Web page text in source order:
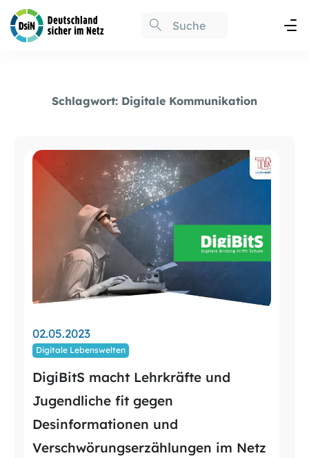
Schlagwort: Digitale Kommunikation
02.05.2023
Digitale Lebenswelten
DigiBitS macht Lehrkräfte und
Jugendliche fit gegen
Desinformationen und
Verschwörungserzählungen im Netz